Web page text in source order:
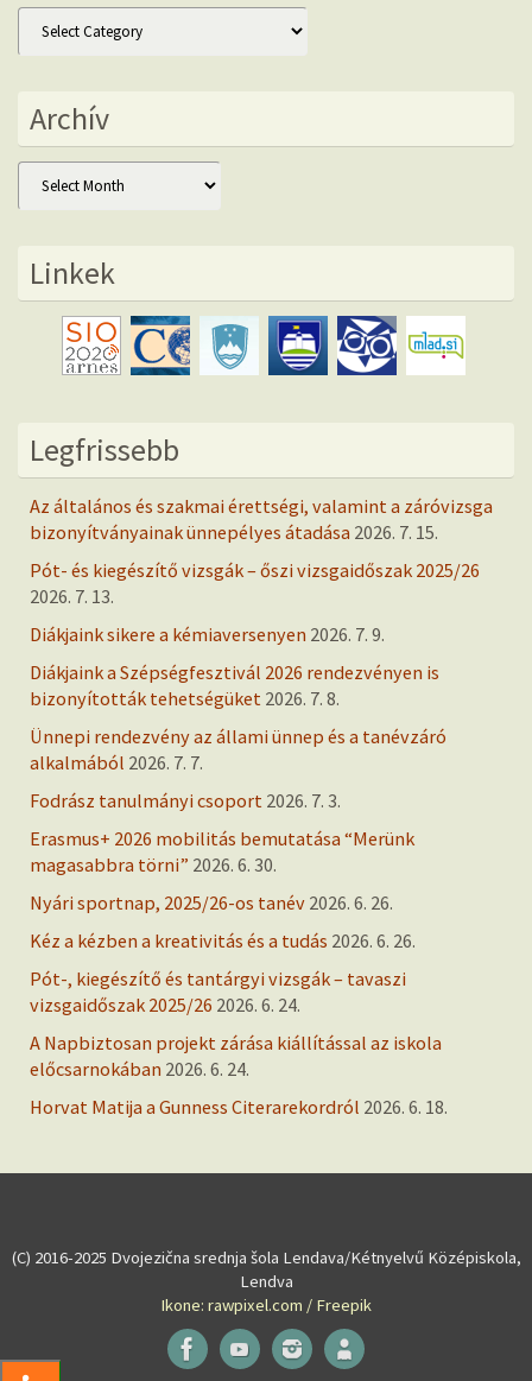
Kategóriák
Archív
Archív
Linkek
Legfrissebb
Az általános és szakmai érettségi, valamint a záróvizsga
bizonyítványainak ünnepélyes átadása 2026. 7. 15.
Pót- és kiegészítő vizsgák – őszi vizsgaidőszak 2025/26
2026. 7. 13.
Diákjaink sikere a kémiaversenyen 2026. 7. 9.
Diákjaink a Szépségfesztivál 2026 rendezvényen is
bizonyították tehetségüket 2026. 7. 8.
Ünnepi rendezvény az állami ünnep és a tanévzáró
alkalmából 2026. 7. 7.
Fodrász tanulmányi csoport 2026. 7. 3.
Erasmus+ 2026 mobilitás bemutatása “Merünk
magasabbra törni” 2026. 6. 30.
Nyári sportnap, 2025/26-os tanév 2026. 6. 26.
Kéz a kézben a kreativitás és a tudás 2026. 6. 26.
Pót-, kiegészítő és tantárgyi vizsgák – tavaszi
vizsgaidőszak 2025/26 2026. 6. 24.
A Napbiztosan projekt zárása kiállítással az iskola
előcsarnokában 2026. 6. 24.
Horvat Matija a Gunness Citerarekordról 2026. 6. 18.
(C) 2016-2025 Dvojezična srednja šola Lendava/Kétnyelvű Középiskola,
Lendva
Ikone: rawpixel.com / Freepik